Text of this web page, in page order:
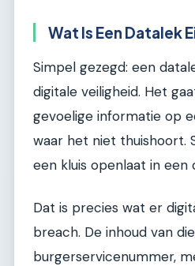
Wat Is Een Datalek
Simpel gezegd: een
digitale veiligheid. Het
gevoelige informatie op
waar het niet thuishoort.
een kluis openlaat in een
Dat is precies wat er
breach. De inhoud van
burgerservicenummer,